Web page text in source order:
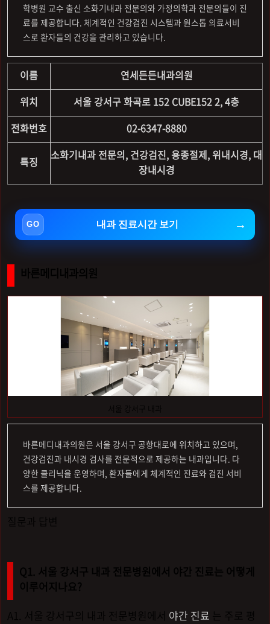
학병원 교수 출신 소화기내과 전문의와 가정의학과 전문의들이 진
료를 제공합니다. 체계적인 건강검진 시스템과 원스톱 의료서비
스로 환자들의 건강을 관리하고 있습니다.
이름
연세든든내과의원
위치
서울 강서구 화곡로 152 CUBE152 2, 4층
전화번호
02-6347-8880
특징
소화기내과 전문의, 건강검진, 용종절제, 위내시경, 대
장내시경
내과 진료시간 보기
바른메디내과의원
서울 강서구 내과
바른메디내과의원은 서울 강서구 공항대로에 위치하고 있으며,
건강검진과 내시경 검사를 전문적으로 제공하는 내과입니다. 다
양한 클리닉을 운영하며, 환자들에게 체계적인 진료와 검진 서비
스를 제공합니다.
질문과 답변
Q1. 서울 강서구 내과 전문병원에서 야간 진료는 어떻게
이루어지나요?
A1. 서울 강서구의 내과 전문병원에서 야간 진료 는 주로 평